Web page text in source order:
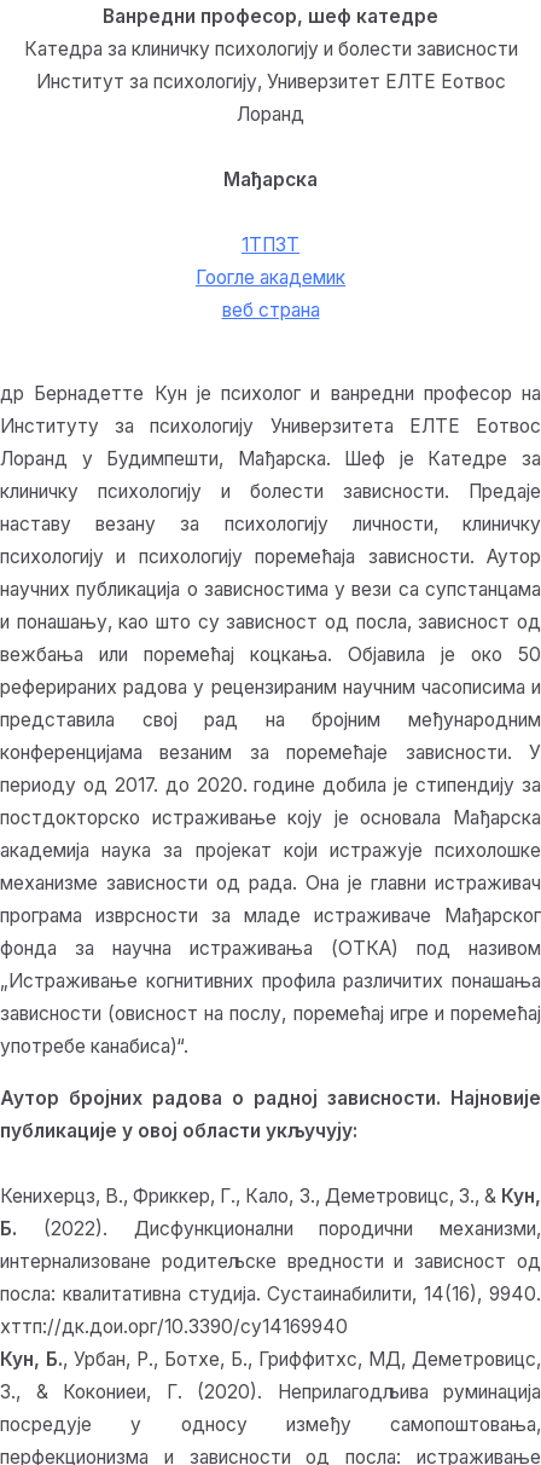
Ванредни професор, шеф катедре
Катедра за клиничку психологију и болести зависности
Институт за психологију, Универзитет ЕЛТЕ Еотвос
Лоранд
Мађарска
1ТП3Т
Гоогле академик
веб страна
др Бернадетте Кун је психолог и ванредни професор на
Институту за психологију Универзитета ЕЛТЕ Еотвос
Лоранд у Будимпешти, Мађарска. Шеф је Катедре за
клиничку психологију и болести зависности. Предаје
наставу везану за психологију личности, клиничку
психологију и психологију поремећаја зависности. Аутор
научних публикација о зависностима у вези са супстанцама
и понашању, као што су зависност од посла, зависност од
вежбања или поремећај коцкања. Објавила је око 50
реферираних радова у рецензираним научним часописима и
представила свој рад на бројним међународним
конференцијама везаним за поремећаје зависности. У
периоду од 2017. до 2020. године добила је стипендију за
постдокторско истраживање коју је основала Мађарска
академија наука за пројекат који истражује психолошке
механизме зависности од рада. Она је главни истраживач
програма изврсности за младе истраживаче Мађарског
фонда за научна истраживања (ОТКА) под називом
„Истраживање когнитивних профила различитих понашања
зависности (овисност на послу, поремећај игре и поремећај
употребе канабиса)“.
Аутор бројних радова о радној зависности. Најновије
публикације у овој области укључују:
Кенихерцз, В., Фриккер, Г., Кало, З., Деметровицс, З., & Кун,
Б. (2022). Дисфункционални породични механизми,
интернализоване родитељске вредности и зависност од
посла: квалитативна студија. Сустаинабилити, 14(16), 9940.
хттп://дк.дои.орг/10.3390/су14169940
Кун, Б., Урбан, Р., Ботхе, Б., Гриффитхс, МД, Деметровицс,
З., & Кокониеи, Г. (2020). Неприлагодљива руминација
посредује у односу између самопоштовања,
перфекционизма и зависности од посла: истраживање